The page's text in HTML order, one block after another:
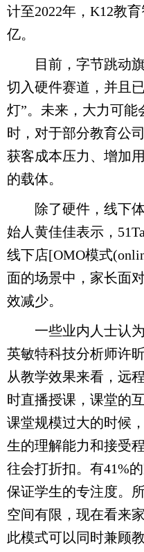
计至2022年，K12教
亿。
目前，字节跳动旗
切入硬件赛道，并且
灯”。未来，大力可能
时，对于部分教育公
获客成本压力、增加
的载体。
除了硬件，线下体
始人黄佳佳表示，
线下店[OMO模式
面的场景中，家长面
效减少。
一些业内人士认为
英敏特科技分析师许
从教学效果来看，远
时直播授课，课堂的
课堂规模过大的时候
生的理解能力和接受
往会打折扣。有41%
保证学生的专注度。
空间有限，现在看来
此模式可以同时兼顾